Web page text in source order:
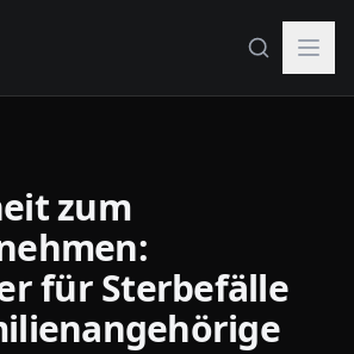
zum
für Sterbefälle